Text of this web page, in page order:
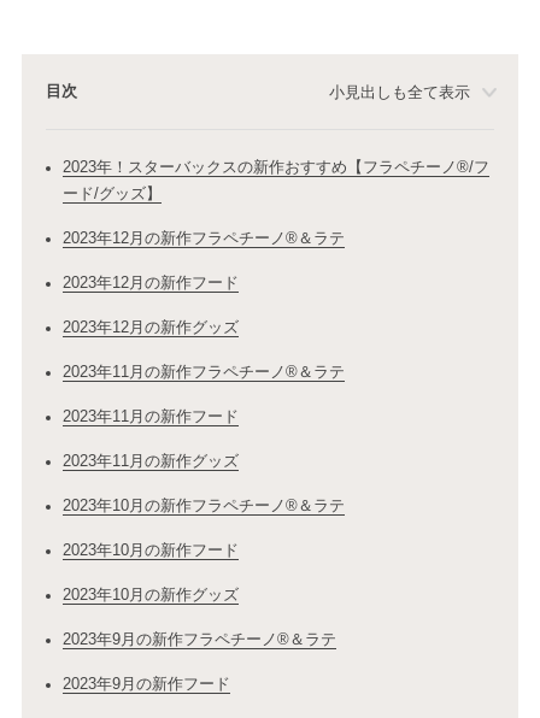
目次 小見出しも全て表示
2023年！スターバックスの新作おすすめ【フラペチーノ®/フ
ード/グッズ】
2023年12月の新作フラペチーノ®＆ラテ
2023年12月の新作フード
2023年12月の新作グッズ
2023年11月の新作フラペチーノ®＆ラテ
2023年11月の新作フード
2023年11月の新作グッズ
2023年10月の新作フラペチーノ®＆ラテ
2023年10月の新作フード
2023年10月の新作グッズ
2023年9月の新作フラペチーノ®＆ラテ
2023年9月の新作フード